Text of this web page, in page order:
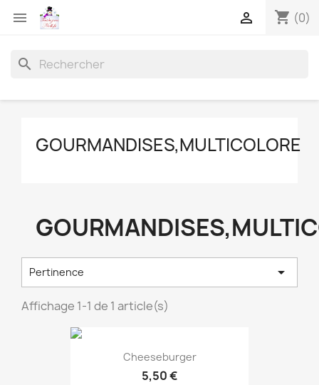
 shopping_cart (0)

search
GOURMANDISES,MULTICOLORE
Pertinence 
Affichage 1-1 de 1 article(s)
Cheeseburger
5,50 €